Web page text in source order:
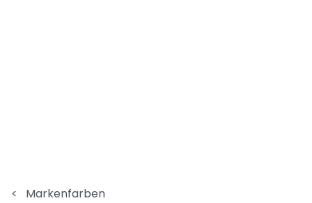
< Markenfarben